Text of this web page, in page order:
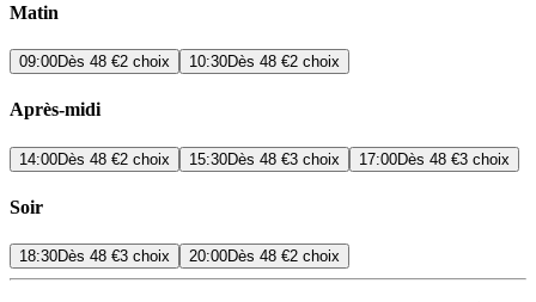
Matin
09:00Dès 48 €2 choix 10:30Dès 48 €2 choix
Après-midi
14:00Dès 48 €2 choix 15:30Dès 48 €3 choix 17:00Dès 48 €3 choix
Soir
18:30Dès 48 €3 choix 20:00Dès 48 €2 choix